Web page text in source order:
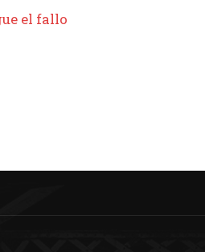
el fallo